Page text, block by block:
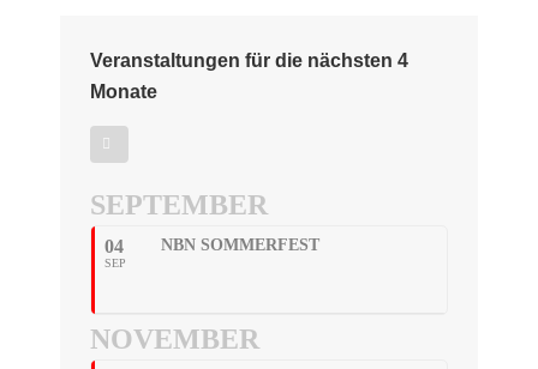
Veranstaltungen für die nächsten 4
Monate
SEPTEMBER
04
SEP
NBN SOMMERFEST
NOVEMBER